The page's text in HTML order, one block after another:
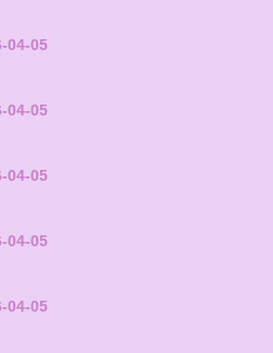
04-05
04-05
04-05
04-05
04-05